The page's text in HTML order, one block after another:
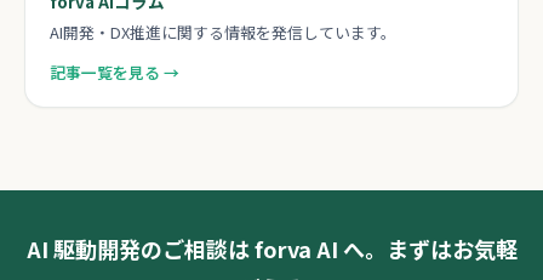
AI開発・DX推進に関する情報を発信しています。
記事一覧を見る →
AI 駆動開発のご相談は forva AI へ。まずはお気軽